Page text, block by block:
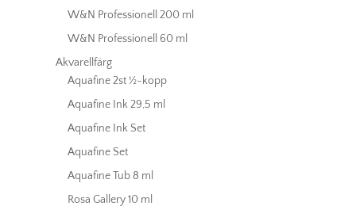
W&N Professionell 200 ml
W&N Professionell 60 ml
Akvarellfärg
Aquafine 2st ½-kopp
Aquafine Ink 29,5 ml
Aquafine Ink Set
Aquafine Set
Aquafine Tub 8 ml
Rosa Gallery 10 ml